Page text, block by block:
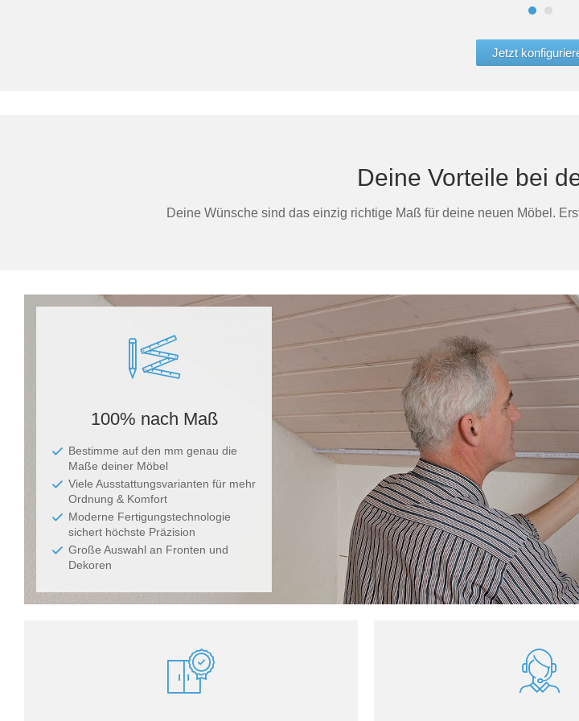
Jetzt
Deine Vorteile bei
Deine Wünsche sind das einzig richtige Maß für deine neuen Möbel.
100% nach Maß
Bestimme auf den mm genau die
Maße deiner Möbel
Viele Ausstattungsvarianten für mehr
Ordnung & Komfort
Moderne Fertigungstechnologie
sichert höchste Präzision
Große Auswahl an Fronten und
Dekoren